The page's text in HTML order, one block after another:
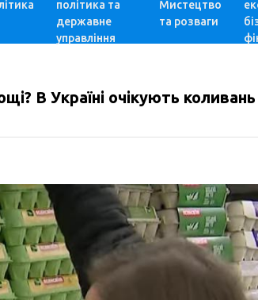
політика та
державне
управління
Мистецтво
та розваги
В Україні очікують коливань